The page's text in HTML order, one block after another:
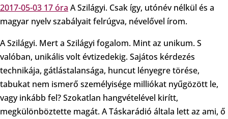
2017-05-03 17 óra A Szilágyi. Csak így, utónév nélkül és a
magyar nyelv szabályait felrúgva, névelővel írom.
A Szilágyi. Mert a Szilágyi fogalom. Mint az unikum. S
valóban, unikális volt évtizedekig. Sajátos kérdezés
technikája, gátlástalansága, huncut lényegre törése,
tabukat nem ismerő személyisége milliókat nyűgözött le,
vagy inkább fel? Szokatlan hangvételével kirítt,
megkülönböztette magát. A Táskarádió általa lett az ami, ő